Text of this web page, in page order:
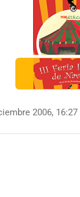
2006, 16:27